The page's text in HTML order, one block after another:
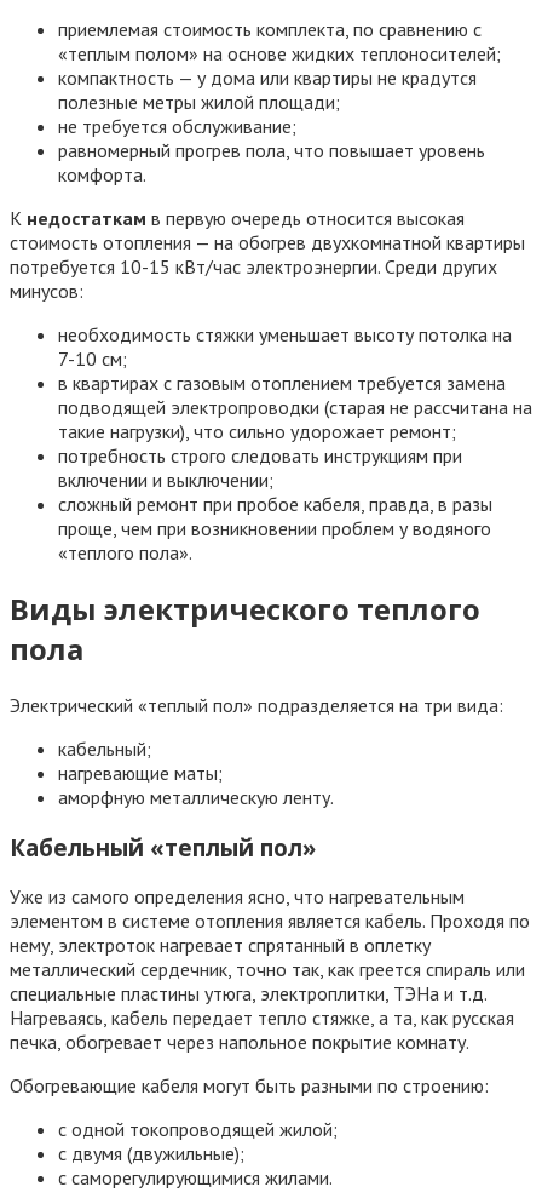
приемлемая стоимость комплекта, по сравнению с
«теплым полом» на основе жидких теплоносителей;
компактность — у дома или квартиры не крадутся
полезные метры жилой площади;
не требуется обслуживание;
равномерный прогрев пола, что повышает уровень
комфорта.
К недостаткам в первую очередь относится высокая
стоимость отопления — на обогрев двухкомнатной квартиры
потребуется 10-15 кВт/час электроэнергии. Среди других
минусов:
необходимость стяжки уменьшает высоту потолка на
7-10 см;
в квартирах с газовым отоплением требуется замена
подводящей электропроводки (старая не рассчитана на
такие нагрузки), что сильно удорожает ремонт;
потребность строго следовать инструкциям при
включении и выключении;
сложный ремонт при пробое кабеля, правда, в разы
проще, чем при возникновении проблем у водяного
«теплого пола».
Виды электрического теплого
пола
Электрический «теплый пол» подразделяется на три вида:
кабельный;
нагревающие маты;
аморфную металлическую ленту.
Кабельный «теплый пол»
Уже из самого определения ясно, что нагревательным
элементом в системе отопления является кабель. Проходя по
нему, электроток нагревает спрятанный в оплетку
металлический сердечник, точно так, как греется спираль или
специальные пластины утюга, электроплитки, ТЭНа и т.д.
Нагреваясь, кабель передает тепло стяжке, а та, как русская
печка, обогревает через напольное покрытие комнату.
Обогревающие кабеля могут быть разными по строению:
с одной токопроводящей жилой;
с двумя (двужильные);
с саморегулирующимися жилами.